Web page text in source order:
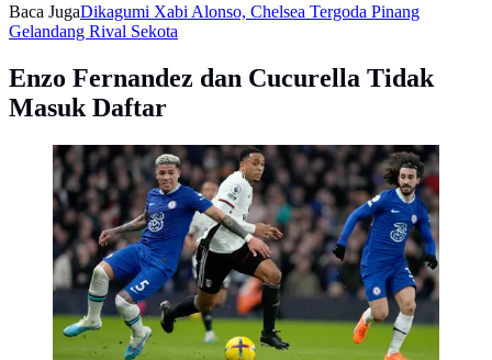
Baca JugaDikagumi Xabi Alonso, Chelsea Tergoda Pinang
Gelandang Rival Sekota
Enzo Fernandez dan Cucurella Tidak
Masuk Daftar